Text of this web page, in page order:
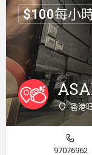
香港
$100每小
97076962